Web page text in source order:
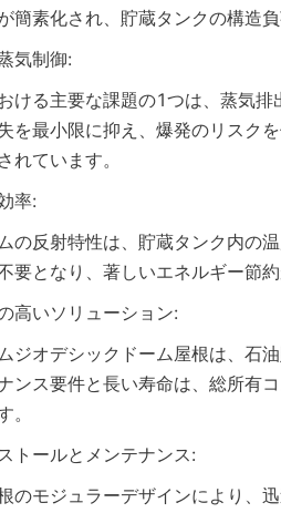
簡素化され、貯蔵タンクの構造
気制御:
ける主要な課題の1つは、蒸気
を最小限に抑え、爆発のリスク
れています。
率:
の反射特性は、貯蔵タンク内の
要となり、著しいエネルギー節約
高いソリューション:
ジオデシックドーム屋根は、石
ンス要件と長い寿命は、総所有
。
トールとメンテナンス:
のモジュラーデザインにより、